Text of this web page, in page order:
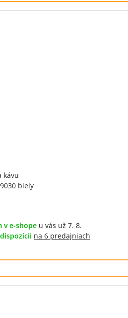
kávu
biely
v e-shope u vás už 7. 8.
na 6 predajniach
z 5 (28 recenzí)